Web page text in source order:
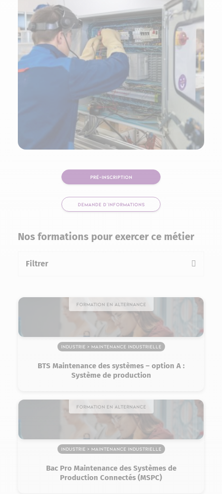
PRÉ-INSCRIPTION
DEMANDE D'INFORMATIONS
Nos formations pour exercer ce métier
Filtrer
Formation en alternance
Industrie > Maintenance industrielle
BTS Maintenance des systèmes – option A :
Système de production
Formation en alternance
Industrie > Maintenance industrielle
Bac Pro Maintenance des Systèmes de
Production Connectés (MSPC)